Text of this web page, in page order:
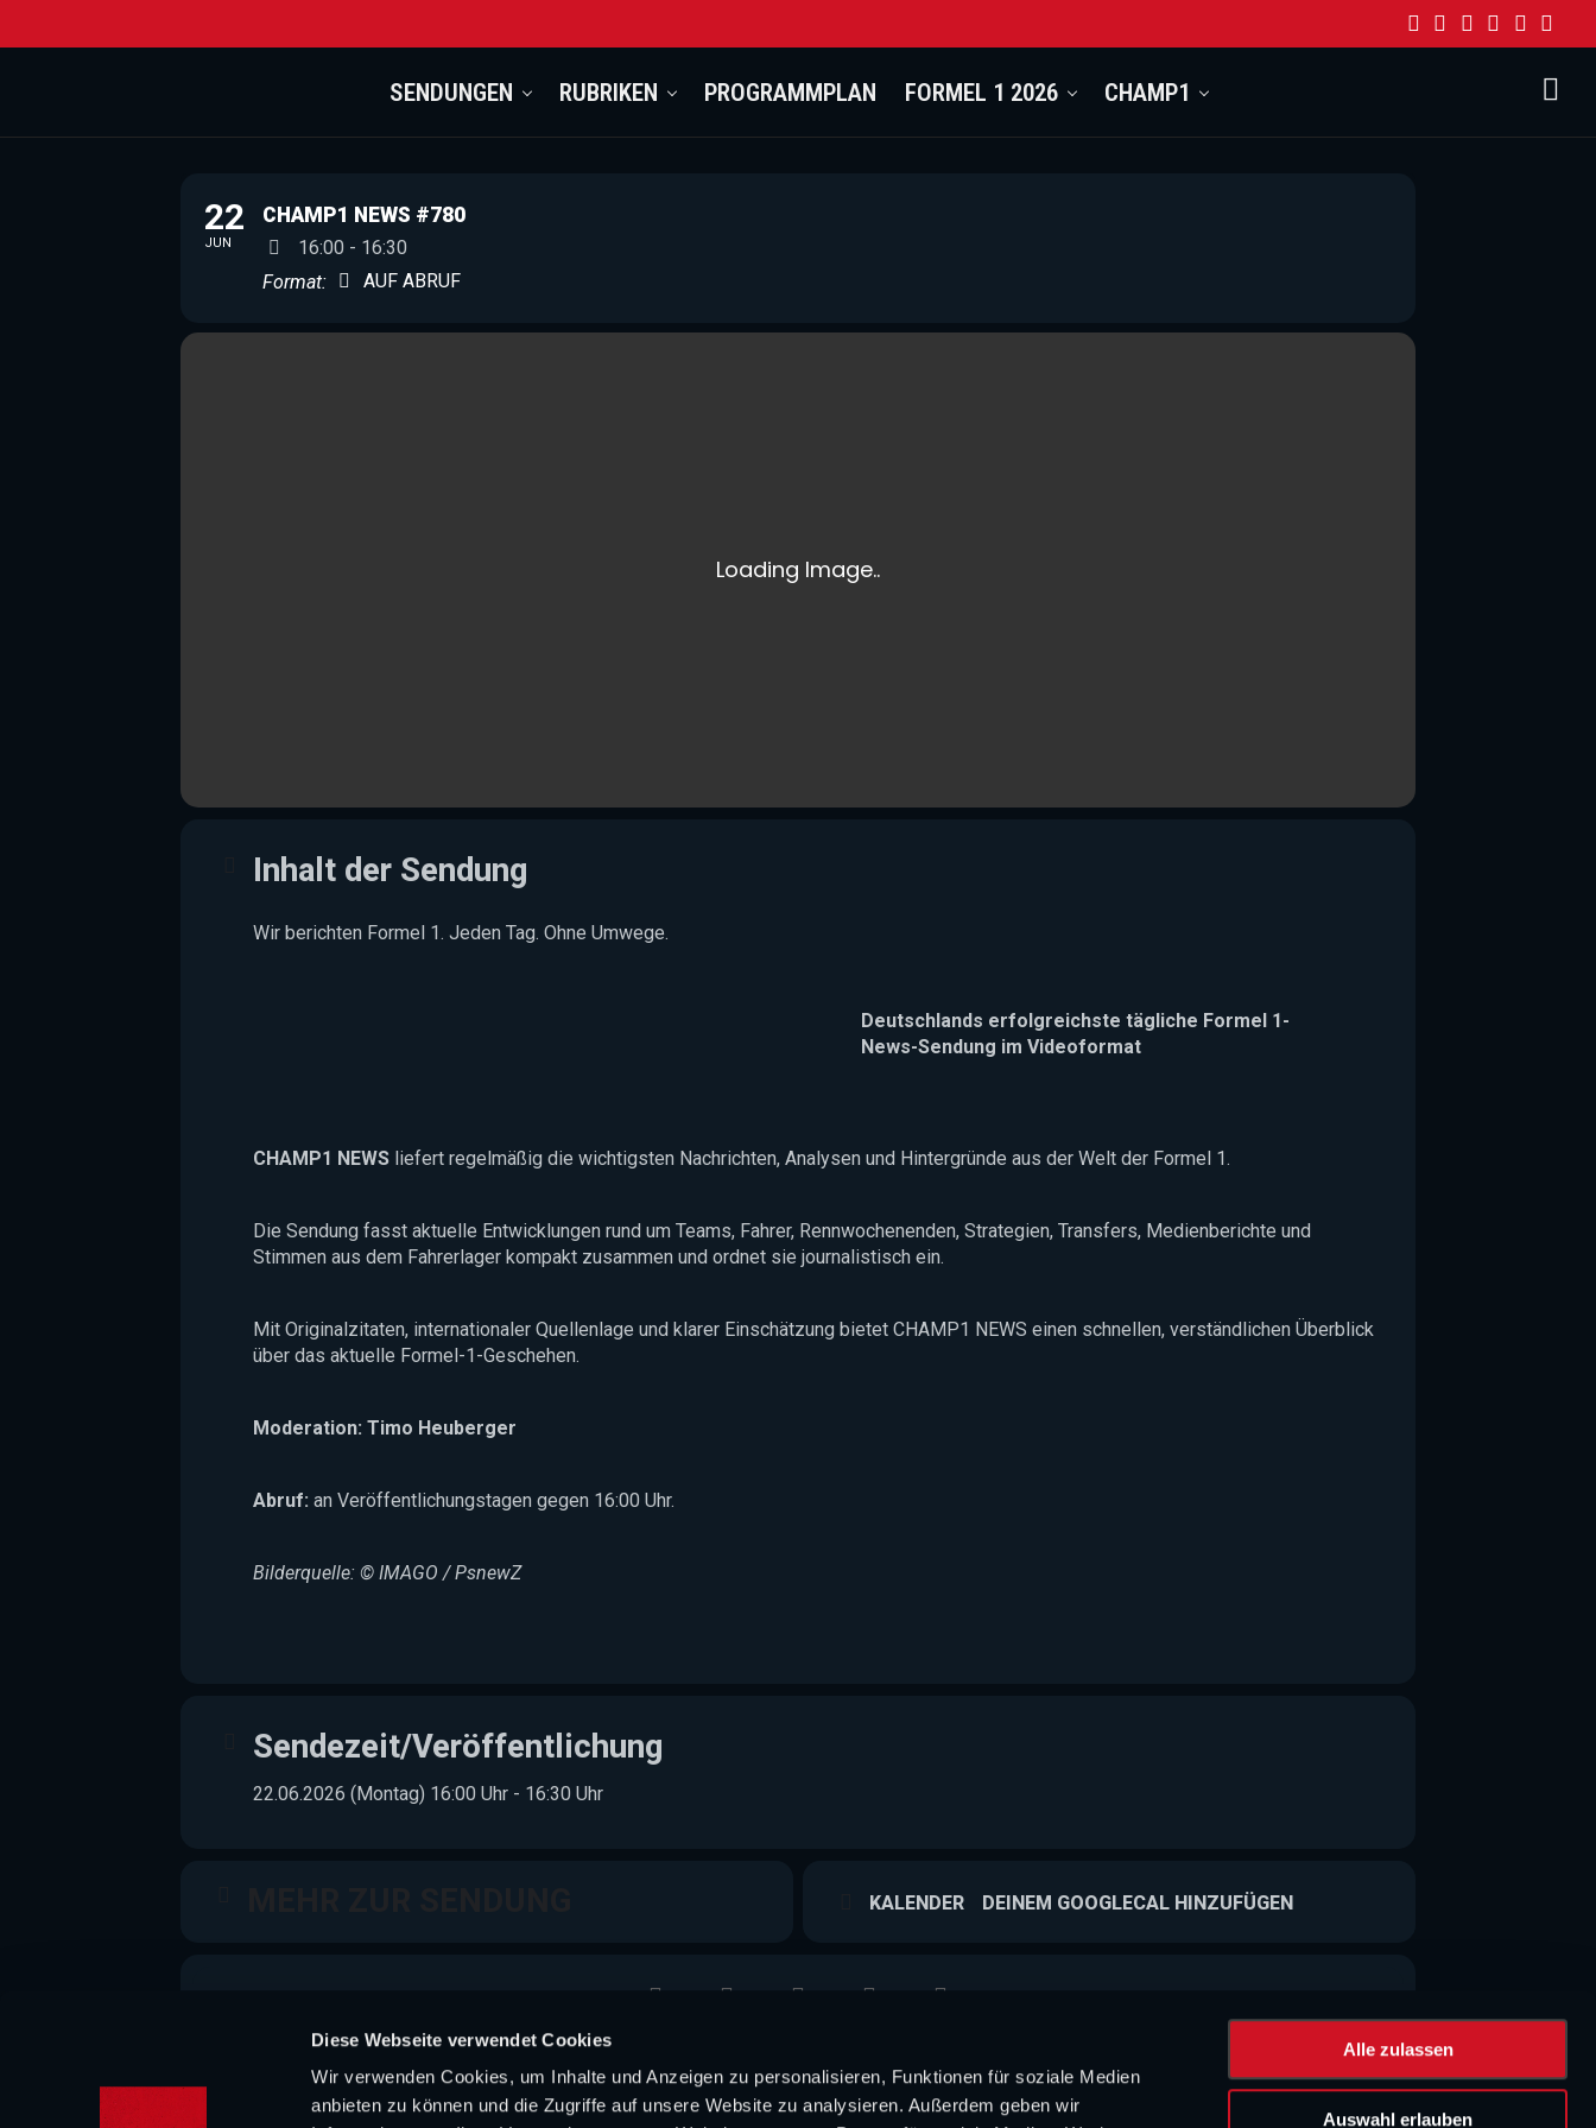
Diese Webseite verwendet Cookies
Wir verwenden Cookies, um Inhalte und Anzeigen zu personalisieren, Funktionen für soziale Medien
anbieten zu können und die Zugriffe auf unsere Website zu analysieren. Außerdem geben wir
Alle zulassen
Auswahl erlauben
SENDUNGEN RUBRIKEN PROGRAMMPLAN FORMEL 1 2026 CHAMP1
22
JUN
CHAMP1 NEWS #780
16:00 - 16:30
Format:
AUF ABRUF
Inhalt der Sendung
Wir berichten Formel 1. Jeden Tag. Ohne Umwege.
Deutschlands erfolgreichste tägliche Formel 1-
News-Sendung im Videoformat
CHAMP1 NEWS liefert regelmäßig die wichtigsten Nachrichten, Analysen und Hintergründe aus der Welt der Formel 1.
Die Sendung fasst aktuelle Entwicklungen rund um Teams, Fahrer, Rennwochenenden, Strategien, Transfers, Medienberichte und
Stimmen aus dem Fahrerlager kompakt zusammen und ordnet sie journalistisch ein.
Mit Originalzitaten, internationaler Quellenlage und klarer Einschätzung bietet CHAMP1 NEWS einen schnellen, verständlichen Überblick
über das aktuelle Formel-1-Geschehen.
Moderation: Timo Heuberger
Abruf: an Veröffentlichungstagen gegen 16:00 Uhr.
Bilderquelle: © IMAGO / PsnewZ
Sendezeit/Veröffentlichung
22.06.2026 (Montag) 16:00 Uhr - 16:30 Uhr
KALENDER DEINEM GOOGLECAL HINZUFÜGEN